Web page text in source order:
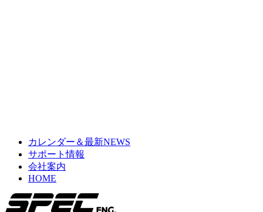
カレンダー＆最新NEWS
サポート情報
会社案内
HOME